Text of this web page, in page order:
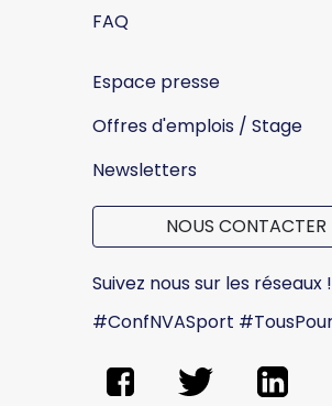
FAQ
Espace presse
Offres d'emplois / Stage
Newsletters
NOUS CONTACTER
Suivez nous sur les réseaux !
#ConfNVASport